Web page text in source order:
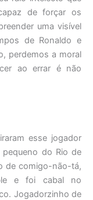
de forçar os
uma visível
de Ronaldo e
perdemos a moral
ao errar é não
esse jogador
do Rio de
de comigo-não-tá,
e foi cabal no
Jogadorzinho de